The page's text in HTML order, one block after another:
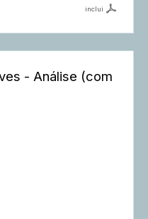
inclui
- Análise (com